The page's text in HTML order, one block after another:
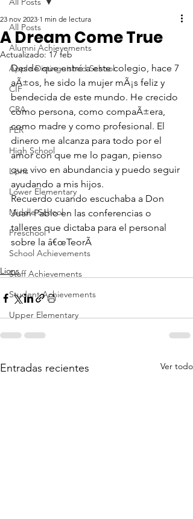
All Posts
Alumni Achievements
Apple Distinguished School
CIF
CRA
FER
High School
Lions
Lower Elementary
Middle School
Preschool
School Achievements
Staff Achievements
Student Achievements
Upper Elementary
A Dream Come True
23 nov 2023 1 min de lectura
Actualizado:17 feb
Desde que entré a este colegio, hace 7
aÃ±os, he sido la mujer mÃ¡s feliz y
bendecida de este mundo. He crecido
como persona, como compaÃ±era,
como madre y como profesional. El
dinero me alcanza para todo por el
amor con que me lo pagan, pienso
que vivo en abundancia y puedo seguir
ayudando a mis hijos.
Recuerdo cuando escuchaba a Don
Juan Pablo en las conferencias o
talleres que dictaba para el personal
sobre la â€œTeorÃ
Lions
Entradas recientes Ver todo